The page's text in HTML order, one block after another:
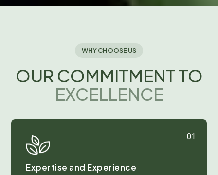
WHY CHOOSE US
OUR COMMITMENT TO
EXCELLENCE
01
Expertise and Experience